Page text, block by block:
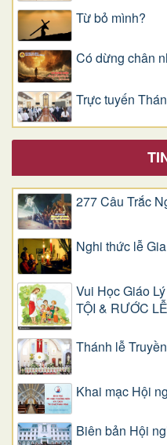
Từ bỏ mình?
Có dừng chân
Trực tuyến
277 Câu Trắc
Nghi thức lễ
Vui Học Giáo
TỘI & RƯỚC
Thánh lễ
Khai mạc Hội
Biên bản Hội